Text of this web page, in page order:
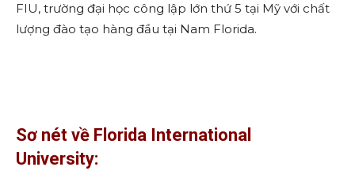
FIU, trường đại học công lập lớn thứ 5 tại Mỹ với chất
lượng đào tạo hàng đầu tại Nam Florida.
Sơ nét về Florida International
University: